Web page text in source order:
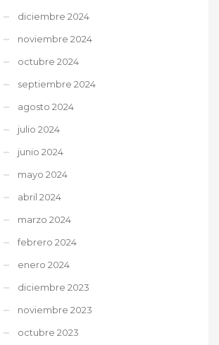
diciembre 2024
noviembre 2024
octubre 2024
septiembre 2024
agosto 2024
julio 2024
junio 2024
mayo 2024
abril 2024
marzo 2024
febrero 2024
enero 2024
diciembre 2023
noviembre 2023
octubre 2023